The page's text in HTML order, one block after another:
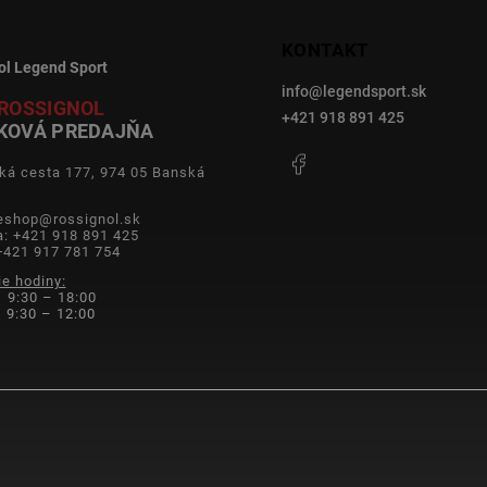
Legend Sport
PREDAJŇA
cesta 177, 974 05 Banská
+421 918 891 425
917 781 754
hodiny:
– 18:00
– 12:00
info@ legendsport.sk
+421 918 891 425